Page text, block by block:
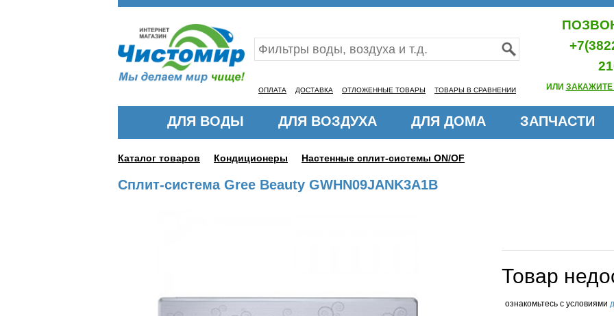
ОПЛАТА ДОСТАВКА ОТЛОЖЕННЫЕ ТОВАРЫ ТОВАРЫ В СРАВНЕНИИ ИЛИ
ДЛЯ ВОДЫ ДЛЯ ВОЗДУХА ДЛЯ ДОМА ЗАПЧАСТИ
Каталог товаров Кондиционеры Настенные сплит-системы ON/OF
Сплит-система Gree Beauty GWHN09JANK3A1B
Товар
ознакомьтесь с условиями